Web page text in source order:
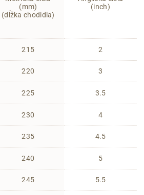
(mm)
(dĺžka chodidla)
215
220
225
230
235
240
245
(inch)
2
3
3.5
4
4.5
5
5.5